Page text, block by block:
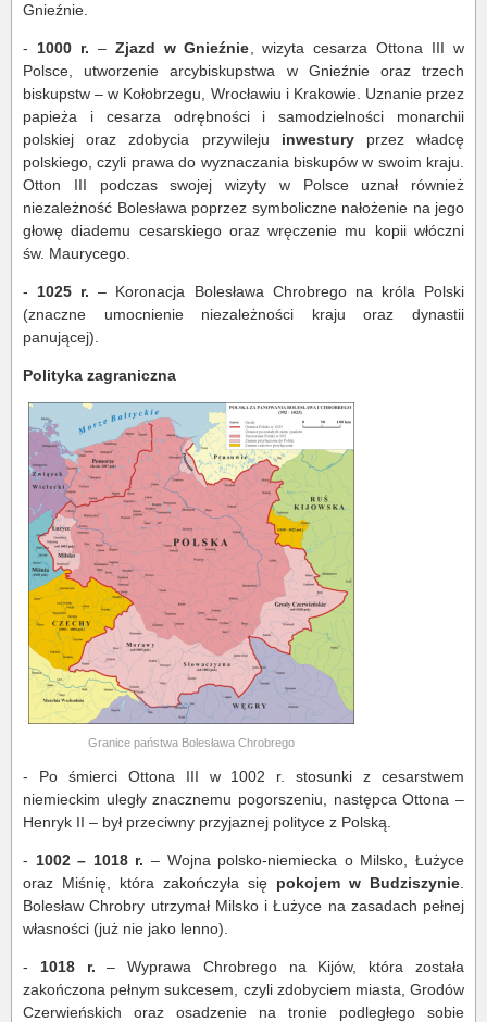
Gnieźnie.
- 1000 r. – Zjazd w Gnieźnie , wizyta cesarza Ottona III w
Polsce, utworzenie arcybiskupstwa w Gnieźnie oraz trzech
biskupstw – w Kołobrzegu, Wrocławiu i Krakowie. Uznanie przez
papieża i cesarza odrębności i samodzielności monarchii
polskiej oraz zdobycia przywileju inwesturyprzez władcę
polskiego, czyli prawa do wyznaczania biskupów w swoim kraju.
Otton III podczas swojej wizyty w Polsce uznał również
niezależność Bolesława poprzez symboliczne nałożenie na jego
głowę diademu cesarskiego oraz wręczenie mu kopii włóczni
św. Maurycego.
- 1025 r. – Koronacja Bolesława Chrobrego na króla Polski
(znaczne umocnienie niezależności kraju oraz dynastii
panującej).
Polityka zagraniczna
Granice państwa Bolesława Chrobrego
- Po śmierci Ottona III w 1002 r. stosunki z cesarstwem
niemieckim uległy znacznemu pogorszeniu, następca Ottona –
Henryk II – był przeciwny przyjaznej polityce z Polską.
- 1002 – 1018 r. – Wojna polsko-niemiecka o Milsko, Łużyce
oraz Miśnię, która zakończyła się pokojem w Budziszynie
Bolesław Chrobry utrzymał Milsko i Łużyce na zasadach pełnej
własności (już nie jako lenno).
- 1018 r. – Wyprawa Chrobrego na Kijów, która została
zakończona pełnym sukcesem, czyli zdobyciem miasta, Grodów
Czerwieńskich oraz osadzenie na tronie podległego sobie